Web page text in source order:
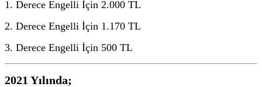
1. Derece Engelli İçin 2.000 TL
2. Derece Engelli İçin 1.170 TL
3. Derece Engelli İçin 500 TL
2021 Yılında;